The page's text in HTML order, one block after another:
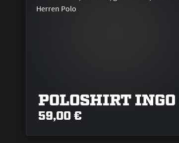
POLOSHIRT INGO
59,00 €